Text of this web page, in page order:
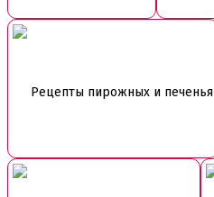
Рецепты пирожных и печенья